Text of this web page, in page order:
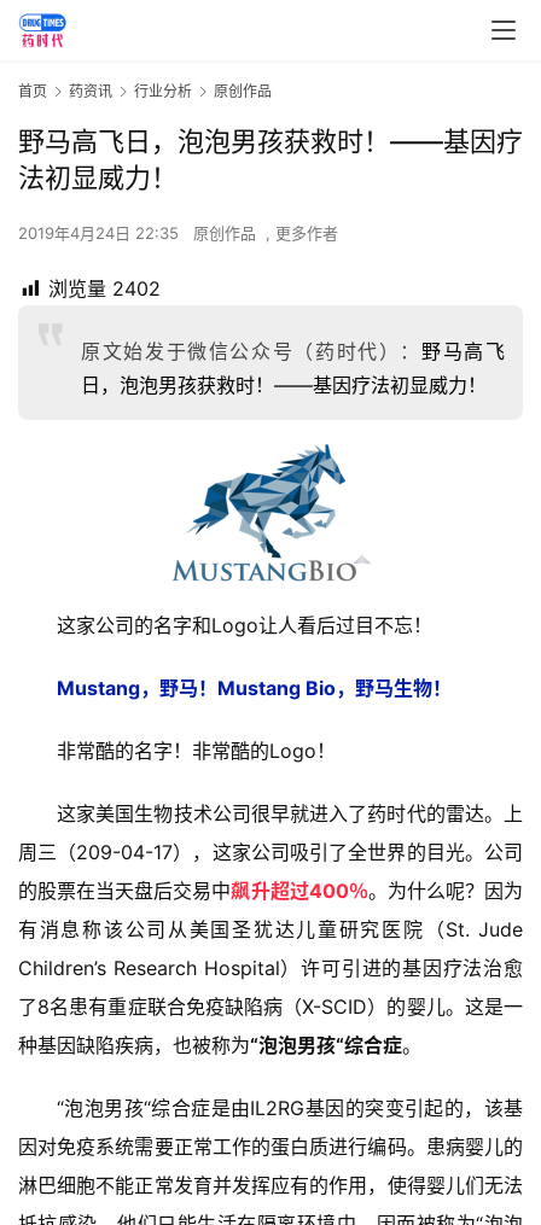
首页 药资讯 行业分析 原创作品
野马高飞日，泡泡男孩获救时！——基因疗
法初显威力！
2019年4月24日 22:35 原创作品 , 更多作者
浏览量 2402
原文始发于微信公众号（药时代）： 野马高飞
日，泡泡男孩获救时！——基因疗法初显威力！
这家公司的名字和Logo让人看后过目不忘！
Mustang，野马！Mustang Bio，野马生物！
非常酷的名字！非常酷的Logo！
这家美国生物技术公司很早就进入了药时代的雷达。上
周三（209-04-17），这家公司吸引了全世界的目光。公司
的股票在当天盘后交易中飙升超过400％。为什么呢？因为
有消息称该公司从美国圣犹达儿童研究医院（St. Jude
Children’s Research Hospital）许可引进的基因疗法治愈
了8名患有重症联合免疫缺陷病（X-SCID）的婴儿。这是一
种基因缺陷疾病，也被称为“泡泡男孩“综合症。
“泡泡男孩“综合症是由IL2RG基因的突变引起的，该基
因对免疫系统需要正常工作的蛋白质进行编码。患病婴儿的
淋巴细胞不能正常发育并发挥应有的作用，使得婴儿们无法